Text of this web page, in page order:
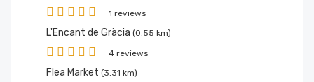
1 reviews
L'Encant de Gràcia (0.55 km)
4 reviews
Flea Market (3.31 km)